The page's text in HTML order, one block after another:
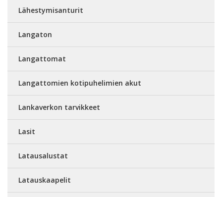
Lähestymisanturit
Langaton
Langattomat
Langattomien kotipuhelimien akut
Lankaverkon tarvikkeet
Lasit
Latausalustat
Latauskaapelit